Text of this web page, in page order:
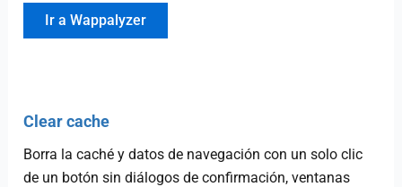
Ir a Wappalyzer
Clear cache
Borra la caché y datos de navegación con un solo clic
de un botón sin diálogos de confirmación, ventanas